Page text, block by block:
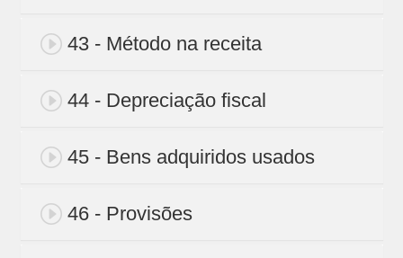
43 - Método na receita
44 - Depreciação fiscal
45 - Bens adquiridos usados
46 - Provisões